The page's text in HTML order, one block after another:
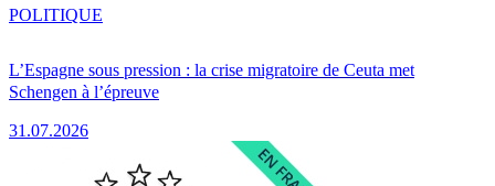
L’Espagne sous pression : la crise migratoire de Ceuta met
Schengen à l’épreuve
31.07.2026
POLITIQUE